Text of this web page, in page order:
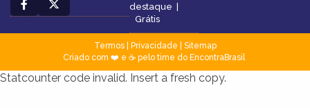
destaque |
Grátis
Termos| Privacidade
Sitemap
Criado com ❤️ e ☕ pelo time do EncontraBrasil
Statcounter code invalid. Insert a fresh copy.